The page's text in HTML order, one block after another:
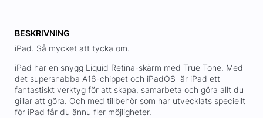
BESKRIVNING
iPad. Så mycket att tycka om.
iPad har en snygg Liquid Retina-skärm med True Tone. Med
det supersnabba A16-chippet och iPadOS är iPad ett
fantastiskt verktyg för att skapa, samarbeta och göra allt du
gillar att göra. Och med tillbehör som har utvecklats speciellt
för iPad får du ännu fler möjligheter.